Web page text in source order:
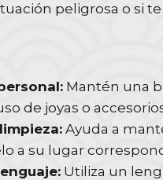
peligrosa o si
Mantén una
de joyas o
Ayuda a
a su lugar
Utiliza un